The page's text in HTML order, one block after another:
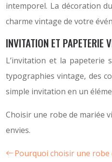
intemporel. La décoration
charme vintage de votre
INVITATION ET PAPETERIE
L’invitation et la papeterie
typographies vintage, des
simple invitation en un
Choisir une robe de mariée
envies.
Pourquoi choisir une